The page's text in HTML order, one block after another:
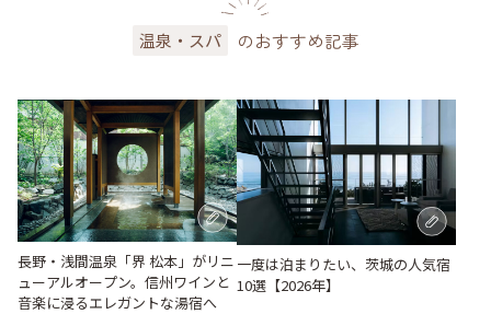
温泉・スパ のおすすめ記事
長野・浅間温泉「界 松本」がリニ
ューアルオープン。信州ワインと
音楽に浸るエレガントな湯宿へ
一度は泊まりたい、茨城の人気宿
10選【2026年】